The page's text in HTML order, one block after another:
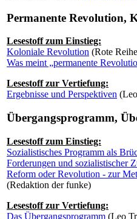
Permanente Revolution,
Lesestoff zum Einstieg:
Koloniale Revolution (Rote
Was meint „permanente
Lesestoff zur Vertiefung:
Ergebnisse und Perspektiven
Übergangsprogramm,
Lesestoff zum Einstieg:
Sozialistisches Programm als
Forderungen und sozialistischer
Reform oder Revolution - zur
(Redaktion der funke)
Lesestoff zur Vertiefung:
Das Übergangsprogramm (Leo